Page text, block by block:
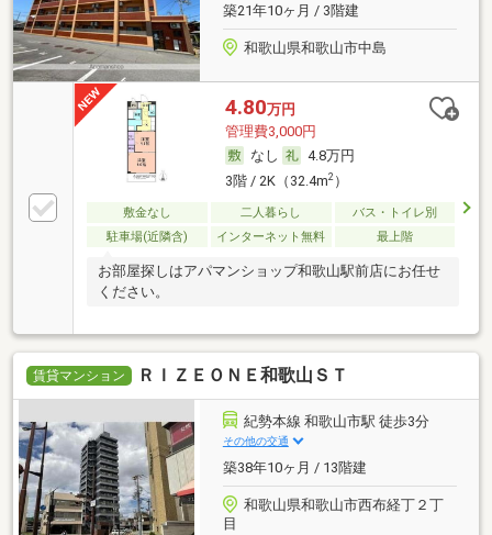
築21年10ヶ月 / 3階建
和歌山県和歌山市中島
4.80万円
管理費3,000円
なし
4.8万円
3階 / 2K（32.4m2）
敷金なし 二人暮らし
バス・トイレ別
駐車場(近隣含)
インターネット無料 最上階
お部屋探しはアパマンショップ和歌山駅前店にお任せ
ください。
賃貸マンション ＲＩＺＥＯＮＥ和歌山ＳＴ
紀勢本線 和歌山市駅 徒歩3分
その他の交通
築38年10ヶ月 / 13階建
和歌山県和歌山市西布経丁２丁
目